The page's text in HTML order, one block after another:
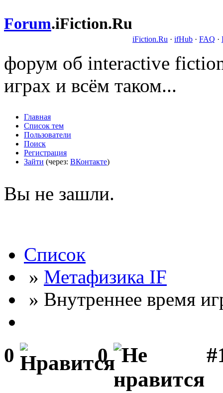
Forum.iFiction.Ru
iFiction.Ru · ifHub · FAQ ·
форум об interactive
играх и всём таком...
Главная
Список тем
Пользователи
Поиск
Регистрация
Зайти (через: ВКонтакте)
Вы не зашли.
Список
» Метафизика IF
» Внутреннее время
0 0